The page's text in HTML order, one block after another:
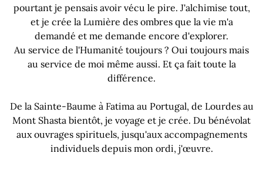
pourtant je pensais avoir vécu le pire. J'alchimise tout,
et je crée la Lumière des ombres que la vie m'a
demandé et me demande encore d'explorer.
Au service de l'Humanité toujours ? Oui toujours mais
au service de moi même aussi. Et ça fait toute la
différence.
De la Sainte-Baume à Fatima au Portugal, de Lourdes au
Mont Shasta bientôt, je voyage et je crée. Du bénévolat
aux ouvrages spirituels, jusqu'aux accompagnements
individuels depuis mon ordi, j'œuvre.